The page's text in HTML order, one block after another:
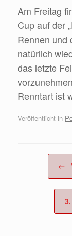
Am Freitag
Cup auf der
Rennen und
natürlich
das letzte
Renntart ist
Veröffentlicht in
Beitragsnavigation
←